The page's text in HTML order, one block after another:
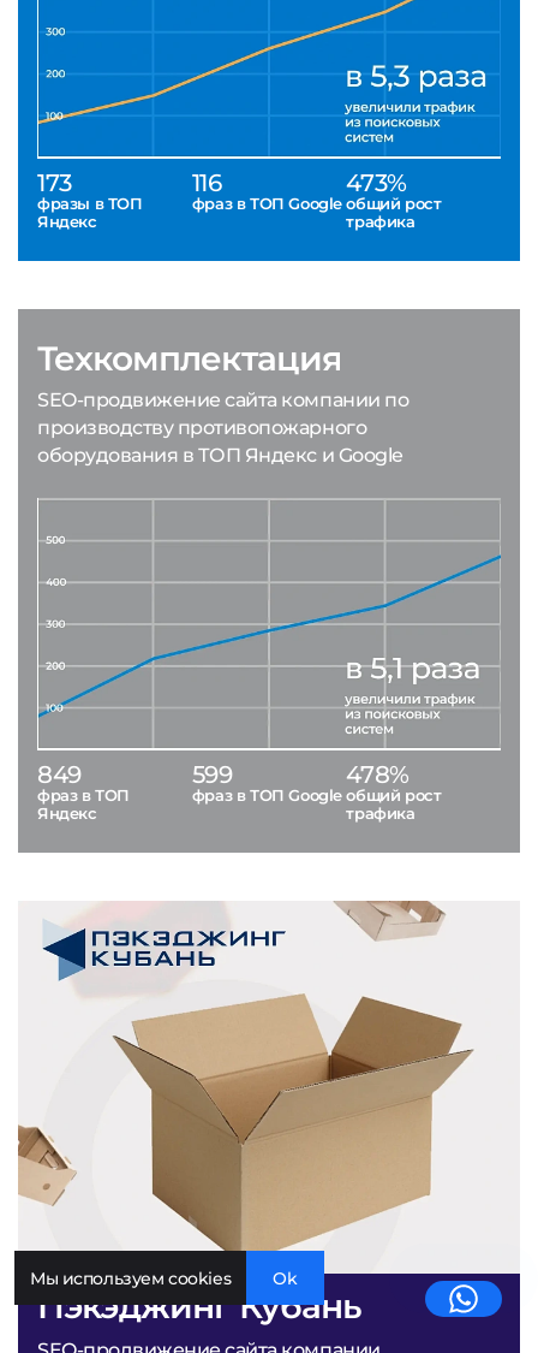
173
фразы в ТОП
Яндекс
116
фраз в ТОП Google
473%
общий рост
трафика
Пэкэджинг Кубань
Техкомплектация
SEO-продвижение сайта компании по
производству противопожарного
оборудования в ТОП Яндекс и Google
849
фраз в ТОП
Яндекс
599
фраз в ТОП Google
478%
общий рост
трафика
Мы используем cookies Ok